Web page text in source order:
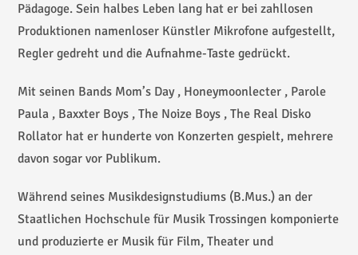
Pädagoge. Sein halbes Leben lang hat er bei zahllosen
Produktionen namenloser Künstler Mikrofone aufgestellt,
Regler gedreht und die Aufnahme-Taste gedrückt.
Mit seinen Bands Mom’s Day , Honeymoonlecter , Parole
Paula , Baxxter Boys , The Noize Boys , The Real Disko
Rollator hat er hunderte von Konzerten gespielt, mehrere
davon sogar vor Publikum.
Während seines Musikdesignstudiums (B.Mus.) an der
Staatlichen Hochschule für Musik Trossingen komponierte
und produzierte er Musik für Film, Theater und